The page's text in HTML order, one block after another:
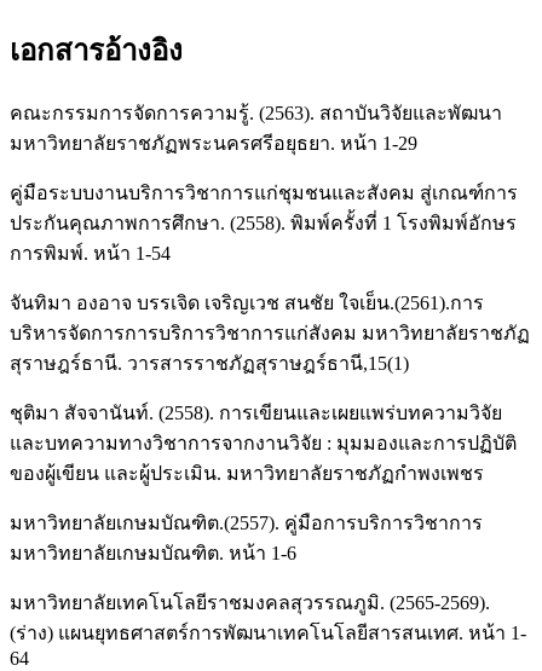
เอกสารอ้างอิง
คณะกรรมการจัดการความรู้. (2563). สถาบันวิจัยและพัฒนา
มหาวิทยาลัยราชภัฏพระนครศรีอยุธยา. หน้า 1-29
คู่มือระบบงานบริการวิชาการแก่ชุมชนและสังคม สู่เกณฑ์การ
ประกันคุณภาพการศึกษา. (2558). พิมพ์ครั้งที่ 1 โรงพิมพ์อักษร
การพิมพ์. หน้า 1-54
จันทิมา องอาจ บรรเจิด เจริญเวช สนชัย ใจเย็น.(2561).การ
บริหารจัดการการบริการวิชาการแก่สังคม มหาวิทยาลัยราชภัฏ
สุราษฎร์ธานี. วารสารราชภัฏสุราษฎร์ธานี,15(1)
ชุติมา สัจจานันท์. (2558). การเขียนและเผยแพร่บทความวิจัย
และบทความทางวิชาการจากงานวิจัย : มุมมองและการปฏิบัติ
ของผู้เขียน และผู้ประเมิน. มหาวิทยาลัยราชภัฏกำพงเพชร
มหาวิทยาลัยเกษมบัณฑิต.(2557). คู่มือการบริการวิชาการ
มหาวิทยาลัยเกษมบัณฑิต. หน้า 1-6
มหาวิทยาลัยเทคโนโลยีราชมงคลสุวรรณภูมิ. (2565-2569).
(ร่าง) แผนยุทธศาสตร์การพัฒนาเทคโนโลยีสารสนเทศ. หน้า 1-
64